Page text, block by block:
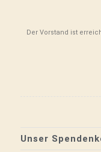
Der Vorstand ist
Unser